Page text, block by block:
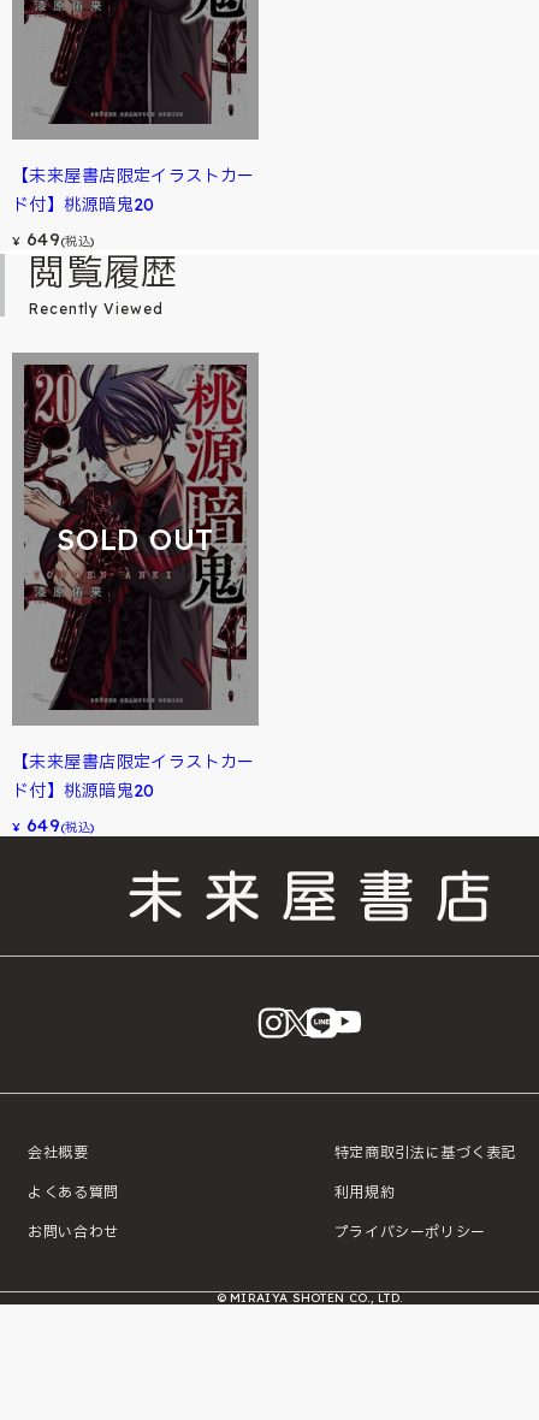
【未来屋書店限定イラストカー
ド付】桃源暗鬼20
¥ 649(税込)
閲覧履歴
Recently Viewed
SOLD OUT
【未来屋書店限定イラストカー
ド付】桃源暗鬼20
¥ 649(税込)
instagram
X LINE
会社概要
よくある質問
お問い合わせ
特定商取引法に基づく表記
利用規約
プライバシーポリシー
© MIRAIYA SHOTEN CO., LTD.